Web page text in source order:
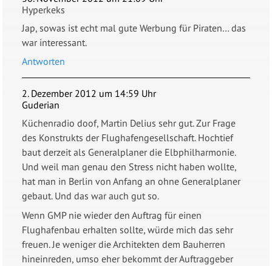
Hyperkeks
Jap, sowas ist echt mal gute Werbung für Piraten… das
war interessant.
Antworten
2. Dezember 2012 um 14:59 Uhr
Guderian
Küchenradio doof, Martin Delius sehr gut. Zur Frage
des Konstrukts der Flughafengesellschaft. Hochtief
baut derzeit als Generalplaner die Elbphilharmonie.
Und weil man genau den Stress nicht haben wollte,
hat man in Berlin von Anfang an ohne Generalplaner
gebaut. Und das war auch gut so.
Wenn GMP nie wieder den Auftrag für einen
Flughafenbau erhalten sollte, würde mich das sehr
freuen. Je weniger die Architekten dem Bauherren
hineinreden, umso eher bekommt der Auftraggeber